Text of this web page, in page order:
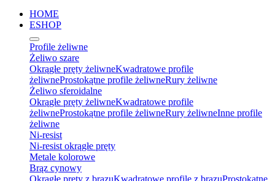
HOME
ESHOP
Profile żeliwne
Żeliwo szare
Okrągłe pręty żeliwneKwadratowe profile
żeliwneProstokątne profile żeliwneRury żeliwne
Żeliwo sferoidalne
Okrągłe pręty żeliwneKwadratowe profile
żeliwneProstokątne profile żeliwneRury żeliwneInne profile
żeliwne
Ni-resist
Ni-resist okrągłe pręty
Metale kolorowe
Brąz cynowy
Okrągłe pręty z brązuKwadratowe profile z brązuProstokątne